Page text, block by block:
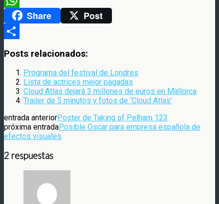
WhatsAppShare Post
Posts relacionados:
Programa del festival de Londres
Lista de actrices mejor pagadas
Cloud Atlas dejará 3 millones de euros en Mallorca
Trailer de 5 minutos y fotos de ‘Cloud Atlas’
entrada anteriorPoster de Taking of Pelham 123
próxima entradaPosible Oscar para empresa española de
efectos visuales
2 respuestas